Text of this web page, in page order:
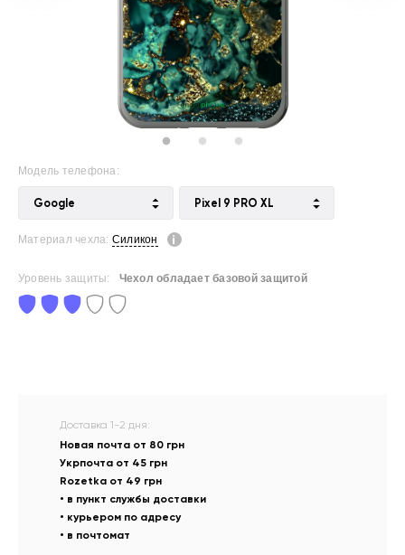
Модель телефона:
Google Pixel 9 PRO XL
Материал чехла: Силикон
Уровень защиты: Чехол обладает базовой защитой
Доставка 1-2 дня:
Новая почта от 80 грн
Укрпочта от 45 грн
Rozetka от 49 грн
• в пункт службы доставки
• курьером по адресу
• в почтомат